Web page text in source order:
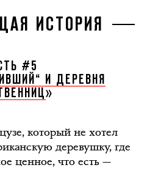
ИСТОРИЯ
#5
И ДЕРЕВНЯ
»
который не хотел
деревушку, где
ценное, что есть —